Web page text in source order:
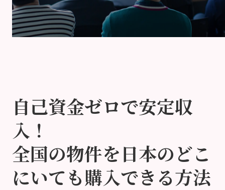
自己資金ゼロで安定収
入！
全国の物件を日本のどこ
にいても購入できる方法